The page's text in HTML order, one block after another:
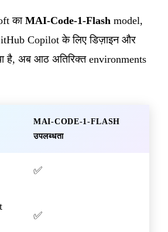
का MAI-Code-1-Flash model,
Copilot के लिए डिज़ाइन और
है, अब आठ अतिरिक्त environments
MAI-CODE-1-FLASH
उपलब्धता
✅
✅